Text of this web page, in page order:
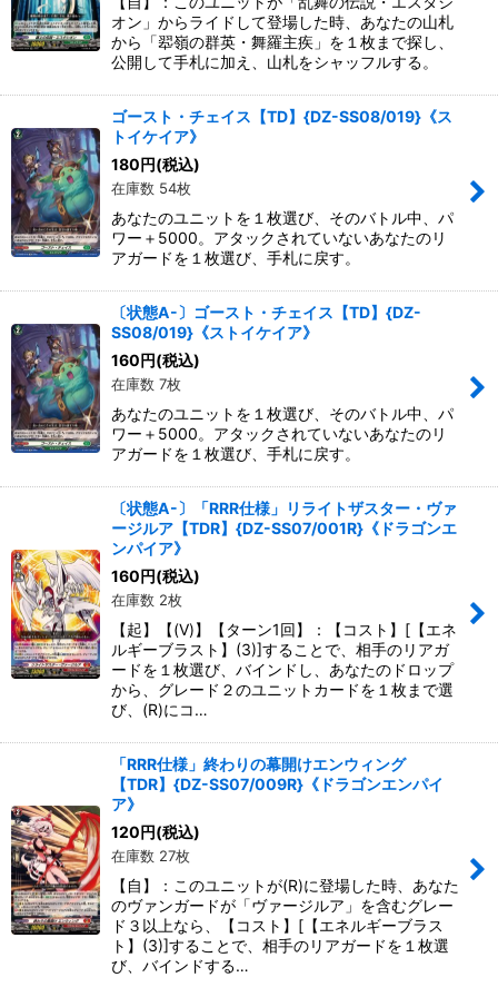
オン」からライドして登場した時、あなたの山札
から「翆嶺の群英・舞羅主疾」を１枚まで探し、
公開して手札に加え、山札をシャッフルする。
ゴースト・チェイス【TD】{DZ-SS08/019}《ス
トイケイア》
180円(税込)
在庫数 54枚
あなたのユニットを１枚選び、そのバトル中、パ
ワー＋5000。アタックされていないあなたのリ
アガードを１枚選び、手札に戻す。
〔状態A-〕ゴースト・チェイス【TD】{DZ-
SS08/019}《ストイケイア》
160円(税込)
在庫数 7枚
あなたのユニットを１枚選び、そのバトル中、パ
ワー＋5000。アタックされていないあなたのリ
アガードを１枚選び、手札に戻す。
〔状態A-〕「RRR仕様」リライトザスター・ヴァ
ージルア【TDR】{DZ-SS07/001R}《ドラゴンエ
ンパイア》
160円(税込)
在庫数 2枚
【起】【(V)】【ターン1回】：【コスト】[【エネ
ルギーブラスト】(3)]することで、相手のリアガ
ードを１枚選び、バインドし、あなたのドロップ
から、グレード２のユニットカードを１枚まで選
び、(R)にコ…
「RRR仕様」終わりの幕開けエンウィング
【TDR】{DZ-SS07/009R}《ドラゴンエンパイ
ア》
120円(税込)
在庫数 27枚
【自】：このユニットが(R)に登場した時、あなた
のヴァンガードが「ヴァージルア」を含むグレー
ド３以上なら、【コスト】[【エネルギーブラス
ト】(3)]することで、相手のリアガードを１枚選
び、バインドする…